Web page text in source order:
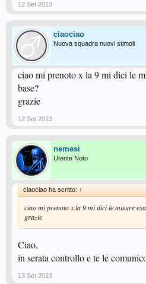
12 Set 2013
ciaociao
Nuova squadra nuovi stimoli
ciao mi prenoto x la 9 mi dici le
base?
grazie
12 Set 2013
nemesi
Utente Noto
ciaociao ha scritto: ↑
ciao mi prenoto x la 9 mi dici le misure
grazie
Ciao,
in serata controllo e te le
13 Set 2013